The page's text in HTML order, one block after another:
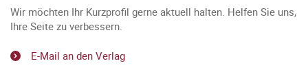
Wir möchten Ihr Kurzprofil gerne aktuell halten. Helfen Sie uns,
Ihre Seite zu verbessern.
E-Mail an den Verlag